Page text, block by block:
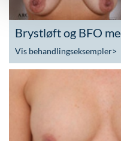
Brystløft og BFO
Vis behandlingseksempler>